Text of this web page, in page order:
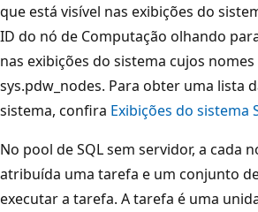
que está visível nas exibições do
ID do nó de Computação olhando
nas exibições do sistema cujos
sys.pdw_nodes. Para obter uma lista
sistema, confira Exibições do sistema
No pool de SQL sem servidor, a cada
atribuída uma tarefa e um conjunto
executar a tarefa. A tarefa é uma